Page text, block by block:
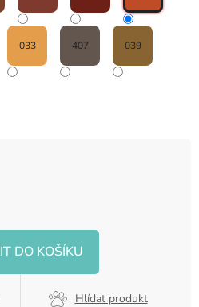
Hlídat produkt
033 407 039